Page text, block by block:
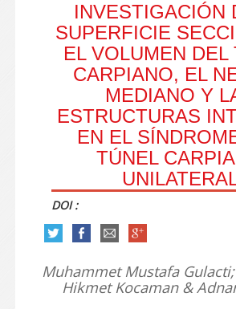
INVESTIGACIÓN
SUPERFICIE
EL VOLUMEN DEL
CARPIANO, EL
MEDIANO Y
ESTRUCTURAS
EN EL
TÚNEL
DOI :
Muhammet Mustafa
Hikmet Kocaman &